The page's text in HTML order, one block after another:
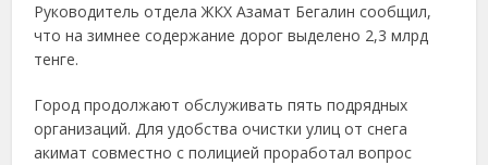
Руководитель отдела ЖКХ Азамат Бегалин сообщил,
что на зимнее содержание дорог выделено 2,3 млрд
тенге.
Город продолжают обслуживать пять подрядных
организаций. Для удобства очистки улиц от снега
акимат совместно с полицией проработал вопрос